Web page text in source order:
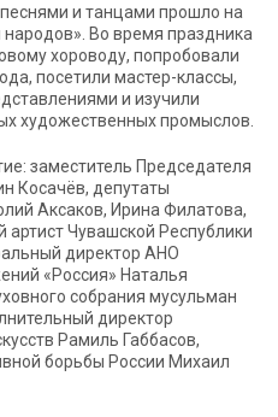
и танцами прошло на
Во время праздника
хороводу, попробовали
посетили мастер-классы,
и изучили
художественных промыслов.
заместитель Председателя
Косачёв, депутаты
Аксаков, Ирина Филатова,
артист Чувашской Республики
директор АНО
«Россия» Наталья
собрания мусульман
директор
Рамиль Габбасов,
борьбы России Михаил